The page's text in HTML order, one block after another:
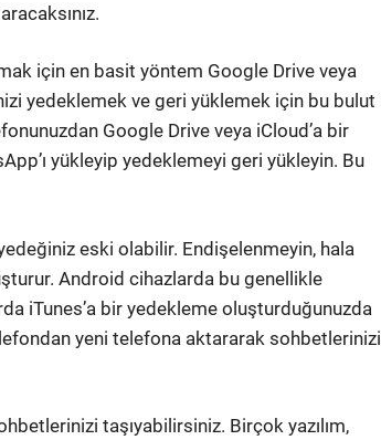
için en basit yöntem Google Drive veya
yedeklemek ve geri yüklemek için bu bulut
Google Drive veya iCloud’a bir
yükleyip yedeklemeyi geri yükleyin. Bu
eski olabilir. Endişelenmeyin, hala
Android cihazlarda bu genellikle
iTunes’a bir yedekleme oluşturduğunuzda
yeni telefona aktararak sohbetlerinizi
taşıyabilirsiniz. Birçok yazılım,